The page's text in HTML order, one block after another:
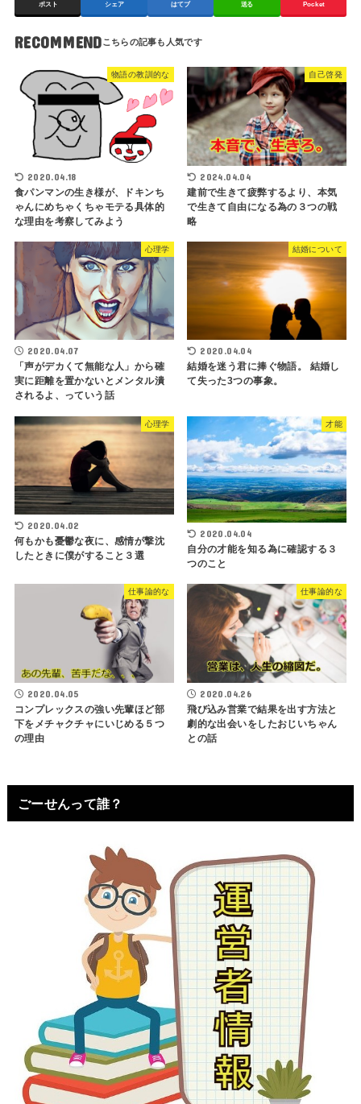
ポスト シェア はてブ 送る Pocket
RECOMMEND
物語の教訓的な
2020.04.18
食パンマンの生き様が、ドキンち
ゃんにめちゃくちゃモテる具体的
な理由を考察してみよう
自己啓発
2024.04.04
建前で生きて疲弊するより、本気
で生きて自由になる為の３つの戦
略
心理学
2020.04.07
「声がデカくて無能な人」から確
実に距離を置かないとメンタル潰
されるよ、っていう話
結婚について
2020.04.04
結婚を迷う君に捧ぐ物語。 結婚し
て失った3つの事象。
心理学
2020.04.02
何もかも憂鬱な夜に、感情が撃沈
したときに僕がすること３選
才能
2020.04.04
自分の才能を知る為に確認する３
つのこと
仕事論的な
2020.04.05
コンプレックスの強い先輩ほど部
下をメチャクチャにいじめる５つ
の理由
仕事論的な
2020.04.26
飛び込み営業で結果を出す方法と
劇的な出会いをしたおじいちゃん
との話
ごーせんって誰？